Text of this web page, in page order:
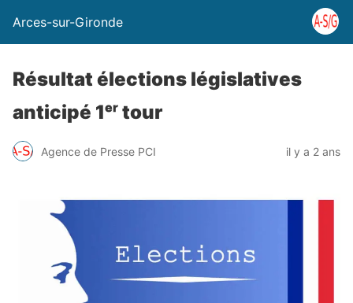
Arces-sur-Gironde
Résultat élections législatives
anticipé 1ᵉʳ tour
Agence de Presse PCI il y a 2 ans